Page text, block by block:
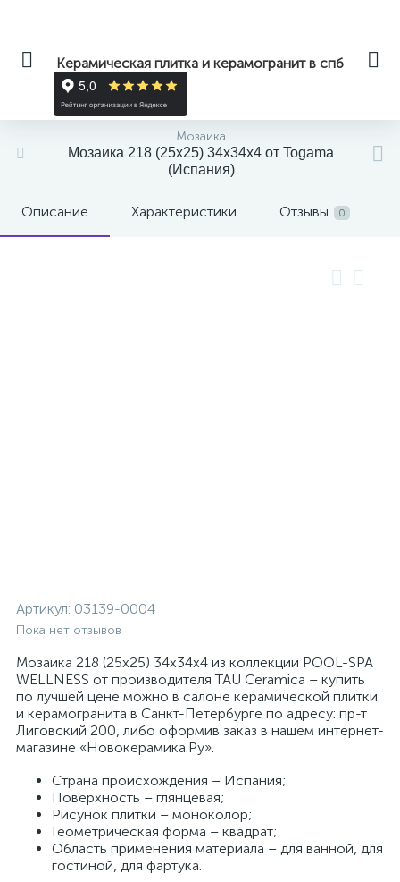
Керамическая плитка и керамогранит в спб
Мозаика
Мозаика 218 (25x25) 34x34x4 от Togama
(Испания)
Описание Характеристики Отзывы 0
Артикул: 03139-0004
Пока нет отзывов
Мозаика 218 (25x25) 34x34x4 из коллекции POOL-SPA
WELLNESS от производителя TAU Ceramica – купить
по лучшей цене можно в салоне керамической плитки
и керамогранита в Санкт-Петербурге по адресу: пр-т
Лиговский 200, либо оформив заказ в нашем интернет-
магазине «Новокерамика.Ру».
Страна происхождения – Испания;
Поверхность – глянцевая;
Рисунок плитки – моноколор;
Геометрическая форма – квадрат;
Область применения материала – для ванной, для
гостиной, для фартука.